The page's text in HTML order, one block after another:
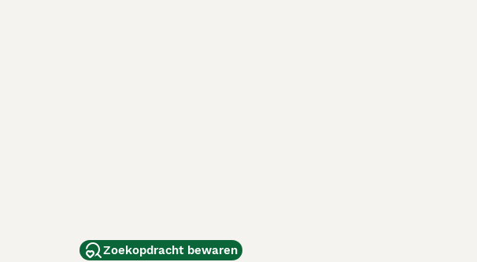
Zoekopdracht bewaren